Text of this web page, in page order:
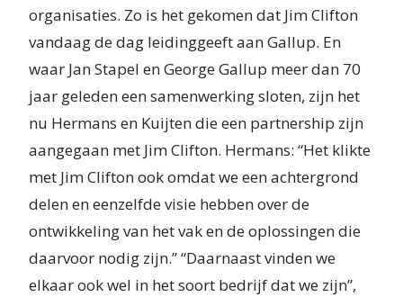
organisaties. Zo is het gekomen dat Jim Clifton
vandaag de dag leidinggeeft aan Gallup. En
waar Jan Stapel en George Gallup meer dan 70
jaar geleden een samenwerking sloten, zijn het
nu Hermans en Kuijten die een partnership zijn
aangegaan met Jim Clifton. Hermans: “Het klikte
met Jim Clifton ook omdat we een achtergrond
delen en eenzelfde visie hebben over de
ontwikkeling van het vak en de oplossingen die
daarvoor nodig zijn.” “Daarnaast vinden we
elkaar ook wel in het soort bedrijf dat we zijn”,